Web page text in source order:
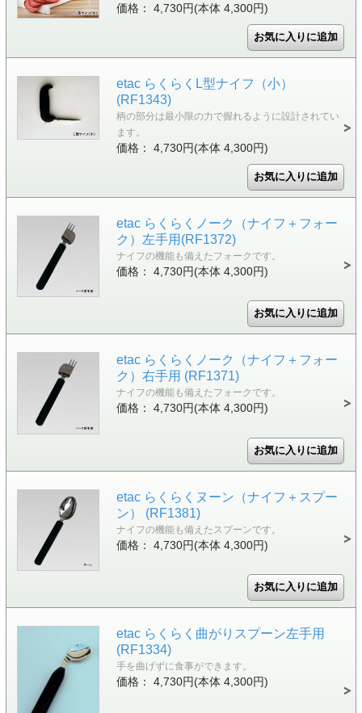
価格： 4,730円(本体 4,300円)
etac らくらくL型ナイフ（小）
(RF1343)
柄の部分は最小限の力で握れるように設計されてい
ます。
価格： 4,730円(本体 4,300円)
etac らくらくノーク（ナイフ＋フォー
ク）左手用(RF1372)
ナイフの機能も備えたフォークです。
価格： 4,730円(本体 4,300円)
etac らくらくノーク（ナイフ＋フォー
ク）右手用 (RF1371)
ナイフの機能も備えたフォークです。
価格： 4,730円(本体 4,300円)
etac らくらくヌーン（ナイフ＋スプー
ン） (RF1381)
ナイフの機能も備えたスプーンです。
価格： 4,730円(本体 4,300円)
etac らくらく曲がりスプーン左手用
(RF1334)
手を曲げずに食事ができます。
価格： 4,730円(本体 4,300円)